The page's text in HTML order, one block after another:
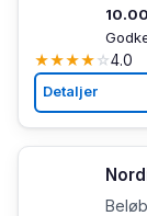
★★★★☆4.0
Detaljer